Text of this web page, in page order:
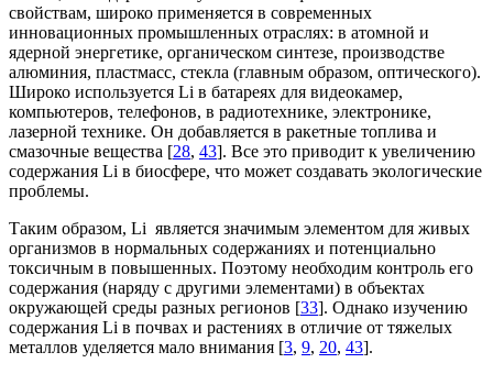
свойствам, широко применяется в современных
инновационных промышленных отраслях: в атомной и
ядерной энергетике, органическом синтезе, производстве
алюминия, пластмасс, стекла (главным образом, оптического).
Широко используется Li в батареях для видеокамер,
компьютеров, телефонов, в радиотехнике, электронике,
лазерной технике. Он добавляется в ракетные топлива и
смазочные вещества [28, 43]. Все это приводит к увеличению
содержания Li в биосфере, что может создавать экологические
проблемы.
Таким образом, Li является значимым элементом для живых
организмов в нормальных содержаниях и потенциально
токсичным в повышенных. Поэтому необходим контроль его
содержания (наряду с другими элементами) в объектах
окружающей среды разных регионов [33]. Однако изучению
содержания Li в почвах и растениях в отличие от тяжелых
металлов уделяется мало внимания [3, 9, 20, 43].